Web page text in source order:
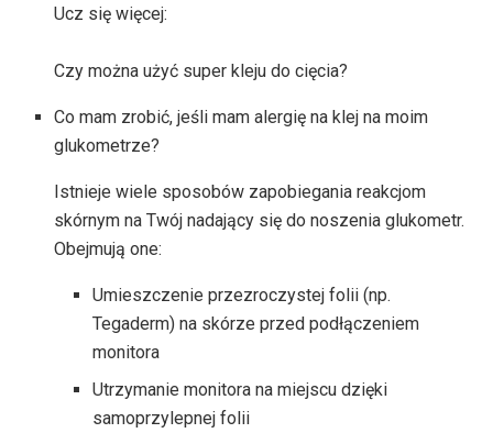
Ucz się więcej:
Czy można użyć super kleju do cięcia?
Co mam zrobić, jeśli mam alergię na klej na moim
glukometrze?
Istnieje wiele sposobów zapobiegania reakcjom
skórnym na Twój nadający się do noszenia glukometr.
Obejmują one:
Umieszczenie przezroczystej folii (np.
Tegaderm) na skórze przed podłączeniem
monitora
Utrzymanie monitora na miejscu dzięki
samoprzylepnej folii